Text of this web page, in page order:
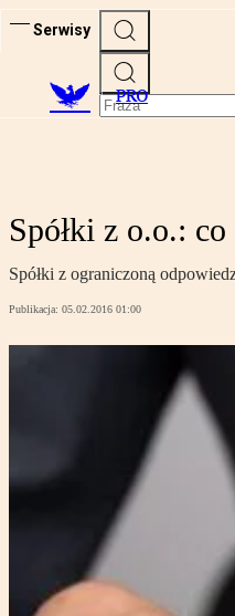
Serwisy
PRO
Spółki z o.o.:
Spółki z ograniczoną
Publikacja: 05.02.2016 01:00